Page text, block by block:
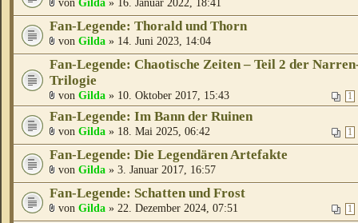
Fan-Legende: Thorald und Thorn
von Gilda » 14. Juni 2023, 14:04
Fan-Legende: Chaotische Zeiten – Teil 2 der
Trilogie
1
von Gilda » 10. Oktober 2017, 15:43
Fan-Legende: Im Bann der Ruinen
1
von Gilda » 18. Mai 2025, 06:42
Fan-Legende: Die Legendären Artefakte
von Gilda » 3. Januar 2017, 16:57
Fan-Legende: Schatten und Frost
1
von Gilda » 22. Dezember 2024, 07:51